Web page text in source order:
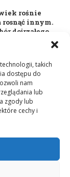
takich
dostępu do
nam
lub
zgody lub
cechy i
rośnie
innym.
dojrzałego
Cię